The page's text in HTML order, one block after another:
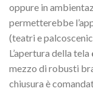
oppure in
permetterebbe
(teatri e
L’apertura della tela
mezzo di robusti
chiusura è